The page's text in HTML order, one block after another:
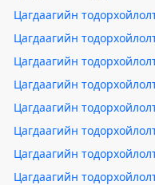
Цагдаагийн
Цагдаагийн
Цагдаагийн
Цагдаагийн
Цагдаагийн
Цагдаагийн
Цагдаагийн
Цагдаагийн